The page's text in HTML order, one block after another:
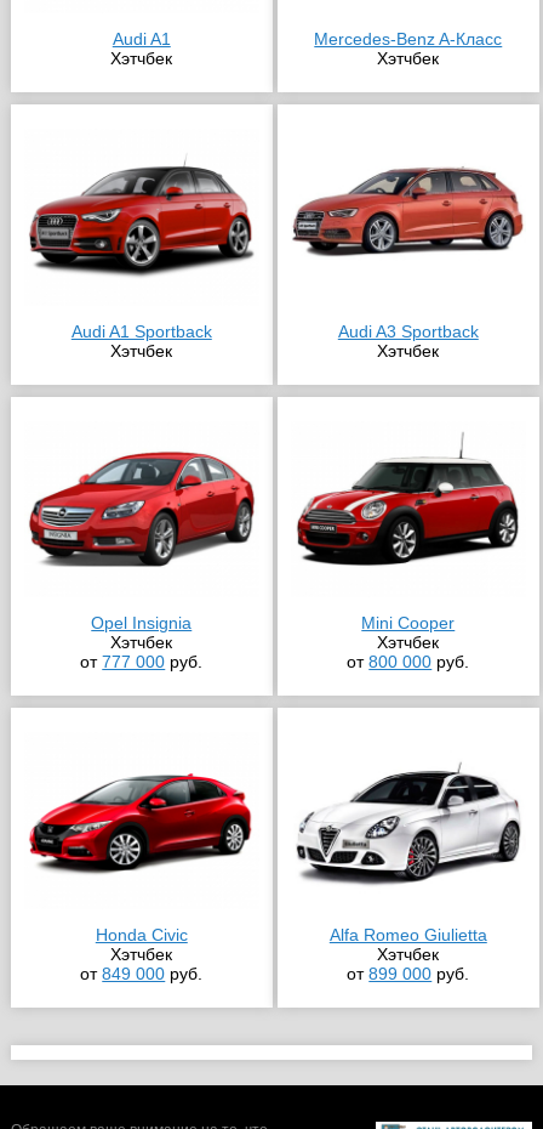
Audi A1
Хэтчбек
Mercedes-Benz A-Класс
Хэтчбек
Audi A1 Sportback
Хэтчбек
Audi A3 Sportback
Хэтчбек
Opel Insignia
Хэтчбек
от777 000 руб.
Mini Cooper
Хэтчбек
от800 000 руб.
Honda Civic
Хэтчбек
от849 000 руб.
Alfa Romeo Giulietta
Хэтчбек
от899 000 руб.